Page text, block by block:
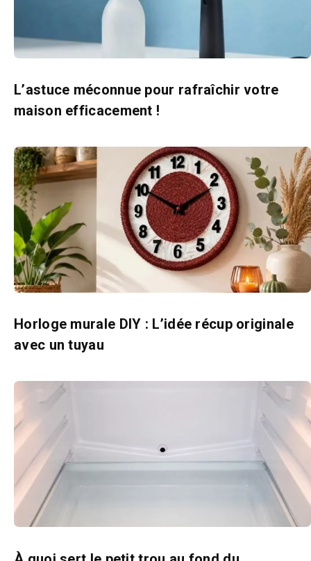
L’astuce méconnue pour rafraîchir votre
maison efficacement !
Horloge murale DIY : L’idée récup originale
avec un tuyau